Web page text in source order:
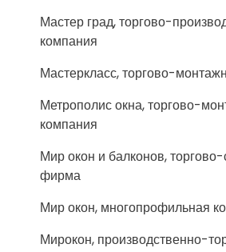
Мастер град, торгово-
компания
Мастеркласс, торгово-
Метрополис окна, торгово-
компания
Мир окон и балконов, торгово-
фирма
Мир окон, многопрофильная
Мирокон, производственно-